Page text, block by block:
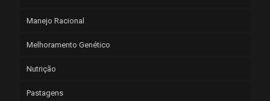
Manejo Racional
Melhoramento Genético
Nutrição
Pastagens